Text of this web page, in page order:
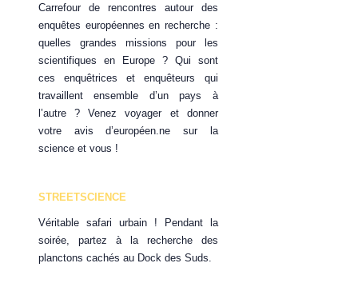
Carrefour de rencontres autour des
enquêtes européennes en recherche :
quelles grandes missions pour les
scientifiques en Europe ? Qui sont
ces enquêtrices et enquêteurs qui
travaillent ensemble d’un pays à
l’autre ? Venez voyager et donner
votre avis d’européen.ne sur la
science et vous !
STREETSCIENCE
Véritable safari urbain ! Pendant la
soirée, partez à la recherche des
planctons cachés au Dock des Suds.